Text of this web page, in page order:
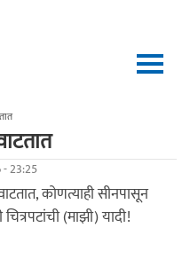
23:25
कोणत्याही सीनपासून
(माझी) यादी!